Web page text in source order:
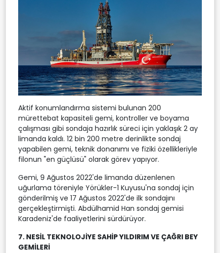
Aktif konumlandırma sistemi bulunan 200
mürettebat kapasiteli gemi, kontroller ve boyama
çalışması gibi sondaja hazırlık süreci için yaklaşık 2 ay
limanda kaldı. 12 bin 200 metre derinlikte sondaj
yapabilen gemi, teknik donanımı ve fiziki özellikleriyle
filonun "en güçlüsü" olarak görev yapıyor.
Gemi, 9 Ağustos 2022'de limanda düzenlenen
uğurlama töreniyle Yörükler-1 Kuyusu'na sondaj için
gönderilmiş ve 17 Ağustos 2022'de ilk sondajını
gerçekleştirmişti. Abdülhamid Han sondaj gemisi
Karadeniz'de faaliyetlerini sürdürüyor.
7. NESİL TEKNOLOJİYE SAHİP YILDIRIM VE ÇAĞRI BEY
GEMİLERİ